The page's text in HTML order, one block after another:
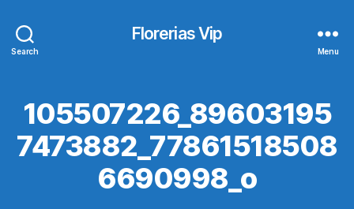
Search
Florerias Vip
Menu
105507226_89603195
7473882_77861518508
6690998_o